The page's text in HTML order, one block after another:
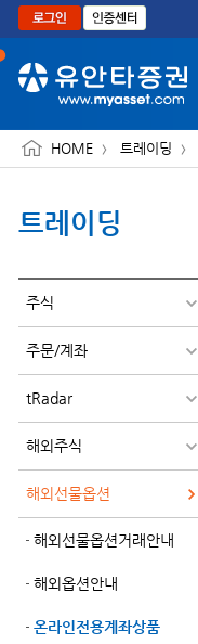
본문으로 바로가기
HOME 트레이딩
트레이딩
주식
주문/계좌
tRadar
해외주식
해외선물옵션
해외선물옵션거래안내
해외옵션안내
온라인전용계좌상품